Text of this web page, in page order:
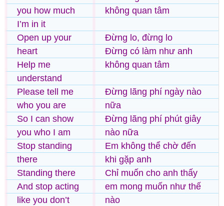
you how much
I’m in it
Open up your
heart
Help me
understand
Please tell me
who you are
So I can show
you who I am
Stop standing
there
Standing there
And stop acting
like you don’t
không quan tâm
Đừng lo, đừng lo
Đừng có làm như anh
không quan tâm
Đừng lãng phí ngày nào
nữa
Đừng lãng phí phút giây
nào nữa
Em không thể chờ đến
khi gặp anh
Chỉ muốn cho anh thấy
em mong muốn như thế
nào